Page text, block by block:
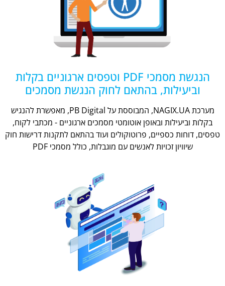
הנגשת מסמכי PDF וטפסים ארגוניים בקלות
וביעילות, בהתאם לחוק הנגשת מסמכים
מערכת NAGIX.UA, המבוססת על PB Digital, מאפשרת להנגיש
בקלות וביעילות ובאופן אוטומטי מסמכים ארגוניים - מכתבי לקוח,
טפסים, דוחות כספיים, פרוטוקולים ועוד בהתאם לתקנות דרישות חוק
שיוויון זכויות לאנשים עם מוגבלות, כולל מסמכי PDF